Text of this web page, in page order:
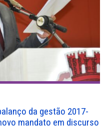
da gestão 2017-
mandato em discurso